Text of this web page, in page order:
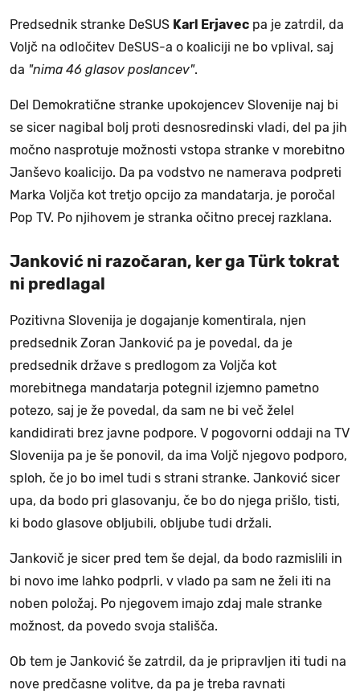
Predsednik stranke DeSUS Karl Erjavec pa je zatrdil, da
Voljč na odločitev DeSUS-a o koaliciji ne bo vplival, saj
da "nima 46 glasov poslancev".
Del Demokratične stranke upokojencev Slovenije naj bi
se sicer nagibal bolj proti desnosredinski vladi, del pa jih
močno nasprotuje možnosti vstopa stranke v morebitno
Janševo koalicijo. Da pa vodstvo ne namerava podpreti
Marka Voljča kot tretjo opcijo za mandatarja, je poročal
Pop TV. Po njihovem je stranka očitno precej razklana.
Janković ni razočaran, ker ga Türk tokrat
ni predlagal
Pozitivna Slovenija je dogajanje komentirala, njen
predsednik Zoran Janković pa je povedal, da je
predsednik države s predlogom za Voljča kot
morebitnega mandatarja potegnil izjemno pametno
potezo, saj je že povedal, da sam ne bi več želel
kandidirati brez javne podpore. V pogovorni oddaji na TV
Slovenija pa je še ponovil, da ima Voljč njegovo podporo,
sploh, če jo bo imel tudi s strani stranke. Janković sicer
upa, da bodo pri glasovanju, če bo do njega prišlo, tisti,
ki bodo glasove obljubili, obljube tudi držali.
Jankovič je sicer pred tem še dejal, da bodo razmislili in
bi novo ime lahko podprli, v vlado pa sam ne želi iti na
noben položaj. Po njegovem imajo zdaj male stranke
možnost, da povedo svoja stališča.
Ob tem je Janković še zatrdil, da je pripravljen iti tudi na
nove predčasne volitve, da pa je treba ravnati